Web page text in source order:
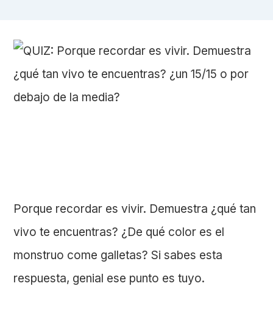
Porque recordar es vivir. Demuestra ¿qué tan
vivo te encuentras? ¿De qué color es el
monstruo come galletas? Si sabes esta
respuesta, genial ese punto es tuyo.